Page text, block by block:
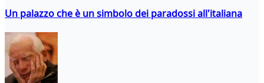
Un palazzo che è un simbolo dei paradossi all'italiana